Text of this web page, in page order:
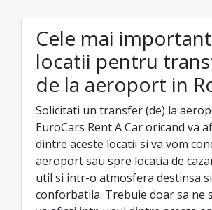
Cele mai
locatii pentru
de la aeroport in
Solicitati un transfer (de) la
EuroCars Rent A Car oricand va
dintre aceste locatii si va vom
aeroport sau spre locatia de
util si intr-o atmosfera destinsa si
conforbatila. Trebuie doar sa ne